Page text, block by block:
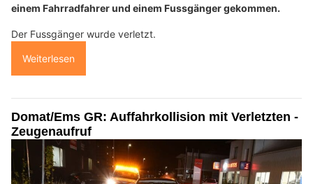
einem Fahrradfahrer und einem Fussgänger gekommen.
Der Fussgänger wurde verletzt.
Weiterlesen
Domat/Ems GR: Auffahrkollision mit Verletzten -
Zeugenaufruf